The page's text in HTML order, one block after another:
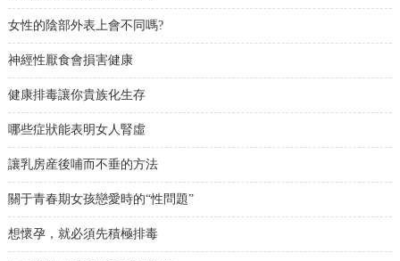
女性的陰部外表上會不同嗎?
神經性厭食會損害健康
健康排毒讓你貴族化生存
哪些症狀能表明女人腎虛
讓乳房産後哺而不垂的方法
關于青春期女孩戀愛時的“性問題”
想懷孕，就必須先積極排毒